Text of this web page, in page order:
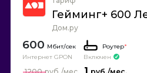
Гейминг+ 600
Дом.ру
600
Интернет GPON
Роутер*
Включен